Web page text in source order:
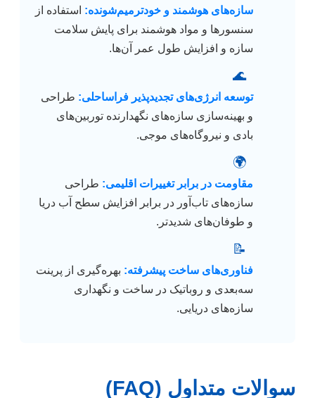
سازه‌های هوشمند و خودترمیم‌شونده: استفاده از
سنسورها و مواد هوشمند برای پایش سلامت
سازه و افزایش طول عمر آن‌ها.
🌊
توسعه انرژی‌های تجدیدپذیر فراساحلی: طراحی
و بهینه‌سازی سازه‌های نگهدارنده توربین‌های
بادی و نیروگاه‌های موجی.
🌍
مقاومت در برابر تغییرات اقلیمی: طراحی
سازه‌های تاب‌آور در برابر افزایش سطح آب دریا
و طوفان‌های شدیدتر.
📝
فناوری‌های ساخت پیشرفته: بهره‌گیری از پرینت
سه‌بعدی و روباتیک در ساخت و نگهداری
سازه‌های دریایی.
سوالات متداول (FAQ)